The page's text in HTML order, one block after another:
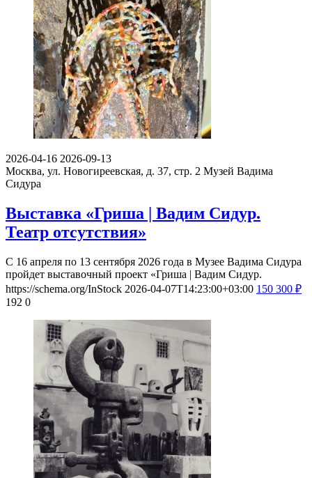
2026-04-16 2026-09-13
Москва, ул. Новогиреевская, д. 37, стр. 2 Музей Вадима
Сидура
Выставка «Гриша | Вадим Сидур.
Театр отсутствия»
С 16 апреля по 13 сентября 2026 года в Музее Вадима Сидура
пройдет выставочный проект «Гриша | Вадим Сидур.
https://schema.org/InStock 2026-04-07T14:23:00+03:00 150 300 ₽
192 0